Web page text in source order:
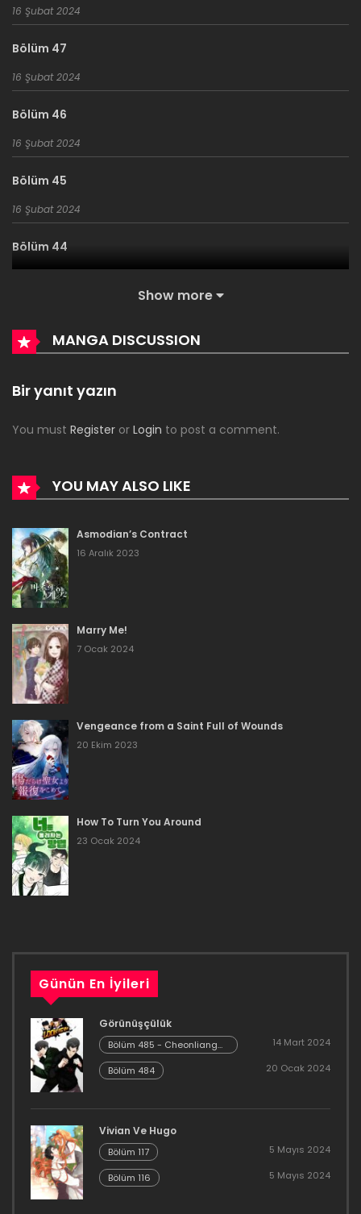
16 Şubat 2024
Bölüm 47
16 Şubat 2024
Bölüm 46
16 Şubat 2024
Bölüm 45
16 Şubat 2024
Bölüm 44
16 Şubat 2024
14 Şubat 2024
14 Şubat 2024
Bölüm 39
14 Şubat 2024
Bölüm 38
14 Şubat 2024
14 Şubat 2024
Bölüm 36
18 Ağustos 2023
Bölüm 35
30 Haziran 2023
Bölüm 33
30 Haziran 2023
Bölüm 32
25 Haziran 2023
Bölüm 31
25 Haziran 2023
Bölüm 30
25 Haziran 2023
Show more
MANGA DISCUSSION
Bir yanıt yazın
You must Register or Login to post a comment.
YOU MAY ALSO LIKE
Asmodian’s Contract
16 Aralık 2023
Marry Me!
7 Ocak 2024
Vengeance from a Saint Full of Wounds
20 Ekim 2023
How To Turn You Around
23 Ocak 2024
Günün En İyileri
Görünüşçülük
Bölüm 485 - Cheonliang
[04]
14 Mart 2024
Bölüm 484 20 Ocak 2024
Vivian Ve Hugo
Bölüm 117 5 Mayıs 2024
Bölüm 116 5 Mayıs 2024